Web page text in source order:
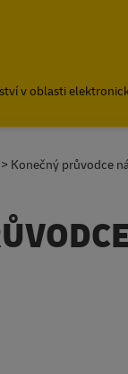
v oblasti
Konečný průvodce